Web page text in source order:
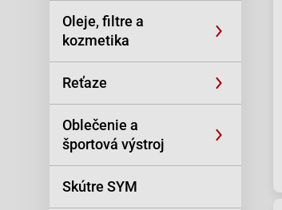
Oleje, filtre a
kozmetika
Reťaze
Oblečenie a
športová výstroj
Skútre SYM